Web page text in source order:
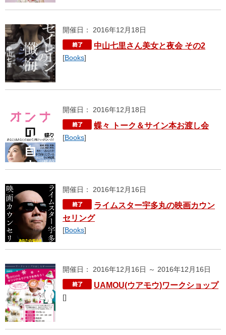
開催日： 2016年12月18日
中山七里さん美女と夜会 その2
[Books]
開催日： 2016年12月18日
蝶々 トーク＆サイン本お渡し会
[Books]
開催日： 2016年12月16日
ライムスター宇多丸の映画カウン
セリング
[Books]
開催日： 2016年12月16日 ～ 2016年12月16日
UAMOU(ウアモウ)ワークショップ
[]